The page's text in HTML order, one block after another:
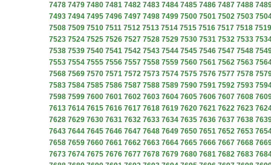
7478 7479 7480 7481 7482 7483 7484 7485 7486 7487 7488
7493 7494 7495 7496 7497 7498 7499 7500 7501 7502 7503
7508 7509 7510 7511 7512 7513 7514 7515 7516 7517 7518 7519
7523 7524 7525 7526 7527 7528 7529 7530 7531 7532 7533
7538 7539 7540 7541 7542 7543 7544 7545 7546 7547 7548
7553 7554 7555 7556 7557 7558 7559 7560 7561 7562 7563
7568 7569 7570 7571 7572 7573 7574 7575 7576 7577 7578
7583 7584 7585 7586 7587 7588 7589 7590 7591 7592 7593
7598 7599 7600 7601 7602 7603 7604 7605 7606 7607 7608
7613 7614 7615 7616 7617 7618 7619 7620 7621 7622 7623
7628 7629 7630 7631 7632 7633 7634 7635 7636 7637 7638
7643 7644 7645 7646 7647 7648 7649 7650 7651 7652 7653
7658 7659 7660 7661 7662 7663 7664 7665 7666 7667 7668
7673 7674 7675 7676 7677 7678 7679 7680 7681 7682 7683